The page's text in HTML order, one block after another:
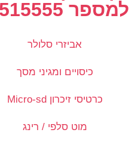
למספר 051-5515555
אביזרי סלולר
כיסויים ומגיני מסך
כרטיסי זיכרון Micro-sd
מוט סלפי / רינג